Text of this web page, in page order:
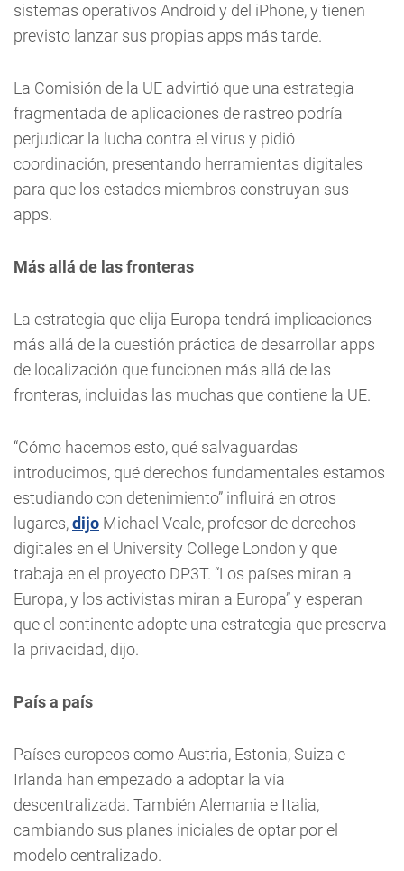
sistemas operativos Android y del iPhone, y tienen
previsto lanzar sus propias apps más tarde.
La Comisión de la UE advirtió que una estrategia
fragmentada de aplicaciones de rastreo podría
perjudicar la lucha contra el virus y pidió
coordinación, presentando herramientas digitales
para que los estados miembros construyan sus
apps.
Más allá de las fronteras
La estrategia que elija Europa tendrá implicaciones
más allá de la cuestión práctica de desarrollar apps
de localización que funcionen más allá de las
fronteras, incluidas las muchas que contiene la UE.
“Cómo hacemos esto, qué salvaguardas
introducimos, qué derechos fundamentales estamos
estudiando con detenimiento” influirá en otros
lugares,dijo Michael Veale, profesor de derechos
digitales en el University College London y que
trabaja en el proyecto DP3T. “Los países miran a
Europa, y los activistas miran a Europa” y esperan
que el continente adopte una estrategia que preserva
la privacidad, dijo.
País a país
Países europeos como Austria, Estonia, Suiza e
Irlanda han empezado a adoptar la vía
descentralizada. También Alemania e Italia,
cambiando sus planes iniciales de optar por el
modelo centralizado.